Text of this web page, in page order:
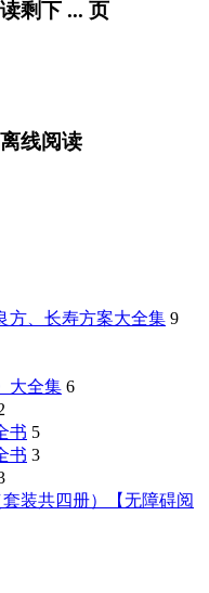
剩下 ... 页
线阅读
方、长寿方案大全集 9
大全集 6
书 5
书 3
装共四册）【无障碍阅